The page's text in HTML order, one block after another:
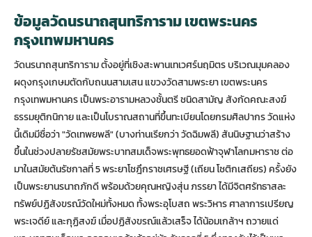
ข้อมูลวัดนรนาถสุนทริการาม เขตพระนคร
กรุงเทพมหานคร
วัดนรนาถสุนทริการาม ตั้งอยู่ที่เชิงสะพานเทเวศร์นฤมิตร บริเวณมุมคลอง
ผดุงกรุงเกษมตัดกับถนนสามเสน แขวงวัดสามพระยา เขตพระนคร
กรุงเทพมหานคร เป็นพระอารามหลวงชั้นตรี ชนิดสามัญ สังกัดคณะสงฆ์
ธรรมยุติกนิกาย และเป็นโบราณสถานที่ขึ้นทะเบียนโดยกรมศิลปากร วัดแห่ง
นี้เดิมมีชื่อว่า "วัดเทพยพลี" (บางท่านเรียกว่า วัดฉิมพลี) สันนิษฐานว่าสร้าง
ขึ้นในช่วงปลายรัชสมัยพระบาทสมเด็จพระพุทธยอดฟ้าจุฬาโลกมหาราช ต่อ
มาในสมัยต้นรัชกาลที่ 5 พระยาโชฎึกราชเศรษฐี (เถียน โชติกเสถียร) ครั้งยัง
เป็นพระยานรนาถภักดี พร้อมด้วยคุณหญิงสุ่น ภรรยา ได้มีจิตศรัทธาสละ
ทรัพย์ปฏิสังขรณ์วัดใหม่ทั้งหมด ทั้งพระอุโบสถ พระวิหาร ศาลาการเปรียญ
พระเจดีย์ และกุฏิสงฆ์ เมื่อปฏิสังขรณ์แล้วเสร็จ ได้น้อมเกล้าฯ ถวายแด่